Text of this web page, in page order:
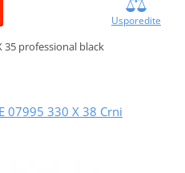
Usporedite
35 professional black
07995 330 X 38 Crni